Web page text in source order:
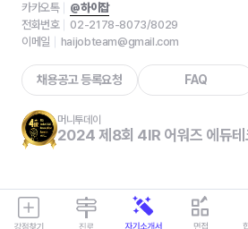
카카오톡
@하이잡
전화번호
02-2178-8073/8029
이메일
haijobteam@gmail.com
채용공고 등록요청 FAQ
머니투데이
2024 제8회 4IR 어워즈 에듀테